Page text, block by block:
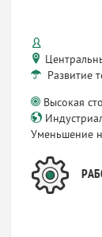
Развитие
Высокая
Уменьшение